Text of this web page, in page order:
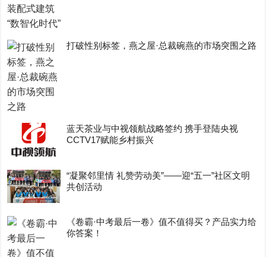
打破性别标签，燕之屋·总裁碗燕的市场突围之路
蓝天茶业与中视领航战略签约 携手登陆央视
CCTV17赋能乡村振兴
“凝聚邻里情 礼赞劳动美”——迎“五一”社区文明
共创活动
《卷霸·中考最后一卷》值不值得买？产品实力给
你答案！